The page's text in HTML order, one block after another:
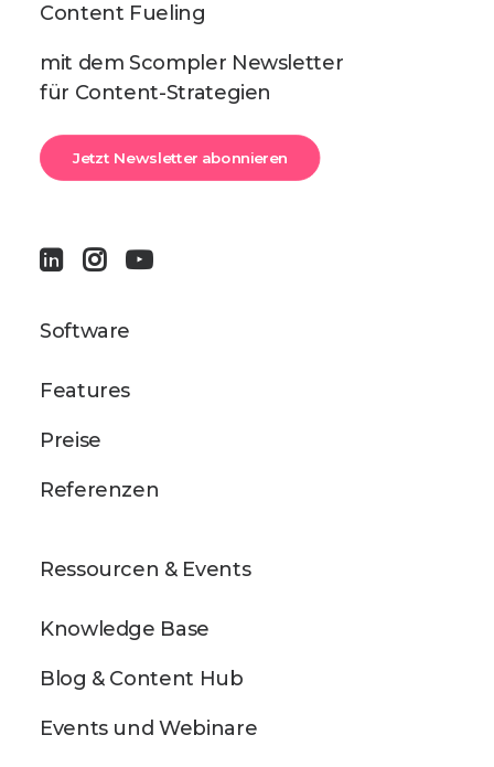
Content Fueling
mit dem Scompler Newsletter
für Content-Strategien
Jetzt Newsletter abonnieren
Software
Features
Preise
Referenzen
Ressourcen & Events
Knowledge Base
Blog & Content Hub
Events und Webinare